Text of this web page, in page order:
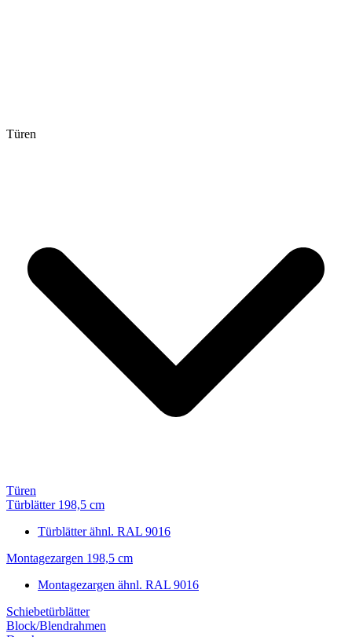
Türen
Türen
Türblätter 198,5 cm
Türblätter ähnl. RAL 9016
Montagezargen 198,5 cm
Montagezargen ähnl. RAL 9016
Schiebetürblätter
Block/Blendrahmen